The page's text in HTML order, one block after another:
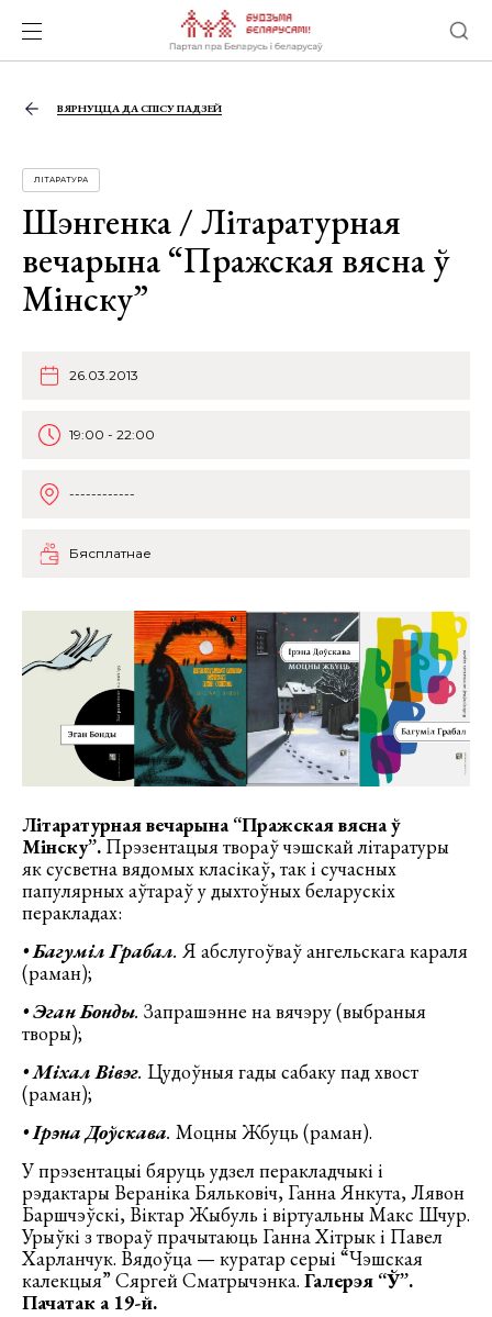
ВЯРНУЦЦА ДА СПІСУ ПАДЗЕЙ
ЛІТАРАТУРА
Шэнгенка / Літаратурная
вечарына “Пражская вясна ў
Мінску”
26.03.2013
19:00 - 22:00
------------
Бясплатнае
Літаратурная вечарына “Пражская вясна ў
Мінску”.Прэзентацыя твораў чэшскай літаратуры
як сусветна вядомых класікаў, так і сучасных
папулярных аўтараў у дыхтоўных беларускіх
перакладах:
•Багуміл Грабал. Я абслугоўваў ангельскага караля
(раман);
•Эган Бонды. Запрашэнне на вячэру (выбраныя
творы);
•Міхал Вівэг. Цудоўныя гады сабаку пад хвост
(раман);
•Ірэна Доўскава. Моцны Жбуць (раман).
У прэзентацыі бяруць удзел перакладчыкі і
рэдактары Вераніка Бяльковіч, Ганна Янкута, Лявон
Баршчэўскі, Віктар Жыбуль і віртуальны Макс Шчур.
Урыўкі з твораў прачытаюць Ганна Хітрык і Павел
Харланчук. Вядоўца — куратар серыі “Чэшская
калекцыя” Сяргей Сматрычэнка. Галерэя “Ў”.
Пачатак а 19-й.